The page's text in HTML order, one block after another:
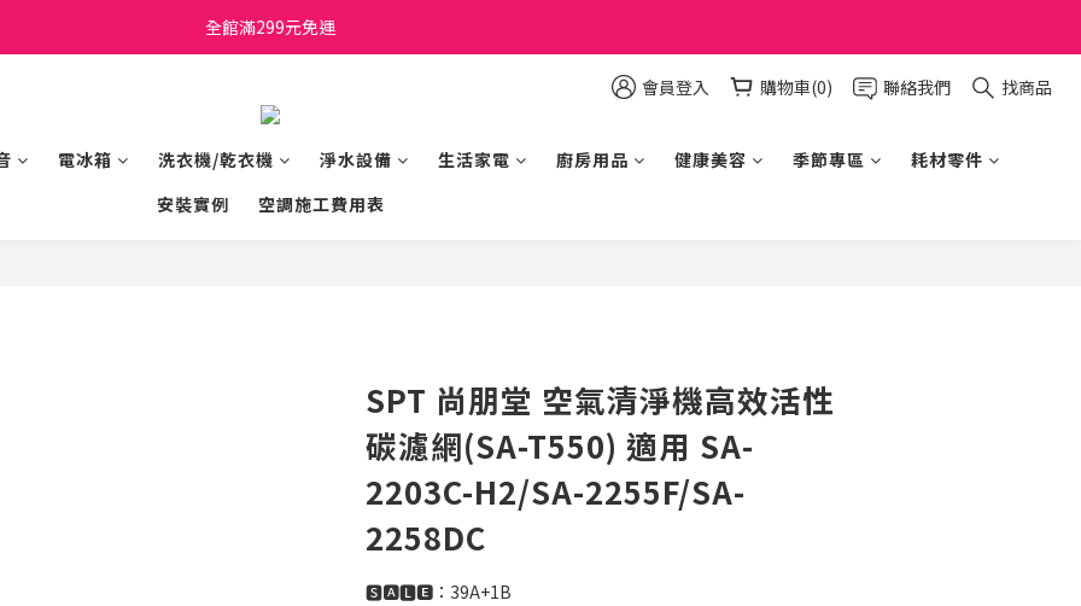
日立家電、國際牌 原廠管制價格 私訊優惠價
全館滿299元免運
會員登入 購物車(0) 聯絡我們 找商品
電冰箱 洗衣機/乾衣機 淨水設備 生活家電 廚房用品 健康美容 季節專區
耗材零件
安裝實例
空調施工費用表
SPT 尚朋堂 空氣清淨機高效活性
碳濾網(SA-T550) 適用 SA-
2203C-H2/SA-2255F/SA-
2258DC
🆂🅰🅻🅴：39A+1B